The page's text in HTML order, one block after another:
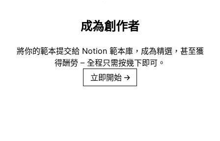
成為創作者
將你的範本提交給 Notion 範本庫，成為精選，甚至獲
得酬勞 – 全程只需按幾下即可。
立即開始 →